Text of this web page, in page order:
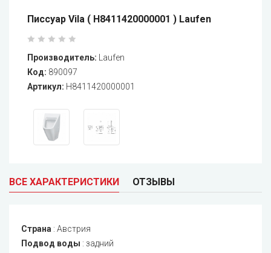
Писсуар Vila ( H8411420000001 ) Laufen
Производитель:
Laufen
Код: 890097
Артикул: H8411420000001
ВСЕ ХАРАКТЕРИСТИКИ ОТЗЫВЫ
Страна : Австрия
Подвод воды : задний